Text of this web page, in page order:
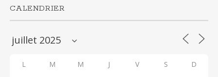
CALENDRIER
L M M J V S D